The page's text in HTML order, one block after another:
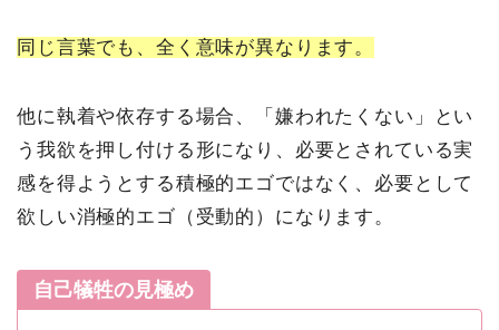
同じ言葉でも、全く意味が異なります。
他に執着や依存する場合、「嫌われたくない」とい
う我欲を押し付ける形になり、必要とされている実
感を得ようとする積極的エゴではなく、必要として
欲しい消極的エゴ（受動的）になります。
自己犠牲の見極め